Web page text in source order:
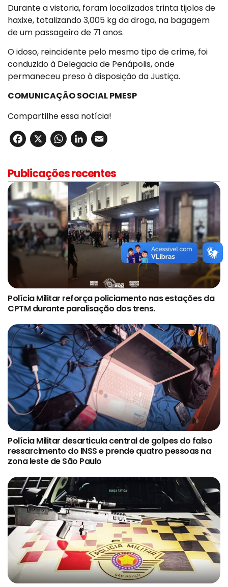
Durante a vistoria, foram localizados trinta tijolos de
haxixe, totalizando 3,005 kg da droga, na bagagem
de um passageiro de 71 anos.
O idoso, reincidente pelo mesmo tipo de crime, foi
conduzido à Delegacia de Penápolis, onde
permaneceu preso à disposição da Justiça.
COMUNICAÇÃO SOCIAL PMESP
Compartilhe essa notícia!
Facebook
X WhatsApp
LinkedIn
Publicações recentes
Polícia Militar reforça policiamento nas estações da
CPTM durante paralisação dos trens.
Polícia Militar desarticula central de golpes do falso
ressarcimento do INSS e prende quatro pessoas na
zona leste de São Paulo